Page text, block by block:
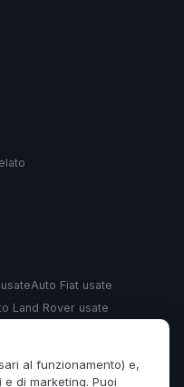
Auto Fiat usate
Land Rover usate
al funzionamento) e,
di marketing. Puoi